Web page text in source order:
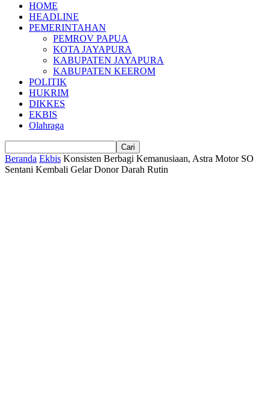
HOME
HEADLINE
PEMERINTAHAN
PEMROV PAPUA
KOTA JAYAPURA
KABUPATEN JAYAPURA
KABUPATEN KEEROM
POLITIK
HUKRIM
DIKKES
EKBIS
Olahraga
Beranda Ekbis Konsisten Berbagi Kemanusiaan, Astra Motor SO
Sentani Kembali Gelar Donor Darah Rutin